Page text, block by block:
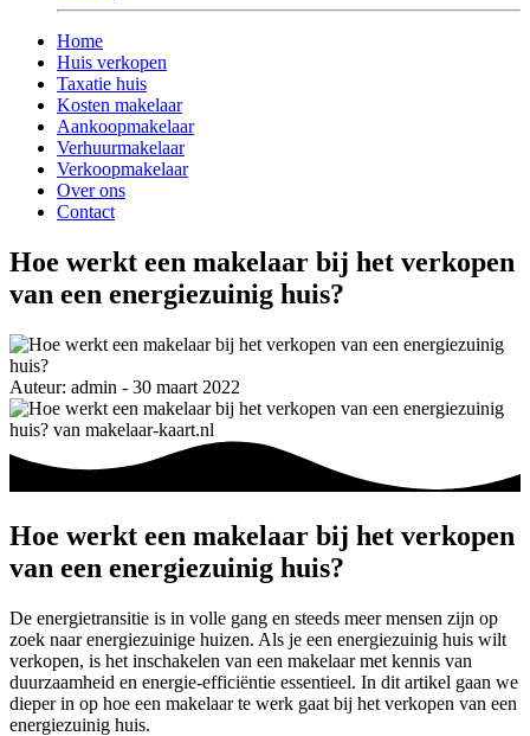
Home
Huis verkopen
Taxatie huis
Kosten makelaar
Aankoopmakelaar
Verhuurmakelaar
Verkoopmakelaar
Over ons
Contact
Hoe werkt een makelaar bij het verkopen
van een energiezuinig huis?
Auteur: admin - 30 maart 2022
Hoe werkt een makelaar bij het verkopen
van een energiezuinig huis?
De energietransitie is in volle gang en steeds meer mensen zijn op
zoek naar energiezuinige huizen. Als je een energiezuinig huis wilt
verkopen, is het inschakelen van een makelaar met kennis van
duurzaamheid en energie-efficiëntie essentieel. In dit artikel gaan we
dieper in op hoe een makelaar te werk gaat bij het verkopen van een
energiezuinig huis.